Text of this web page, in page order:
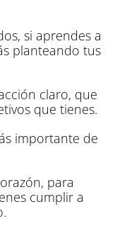
si aprendes a
planteando tus
claro, que
que tienes.
importante de
para
cumplir a